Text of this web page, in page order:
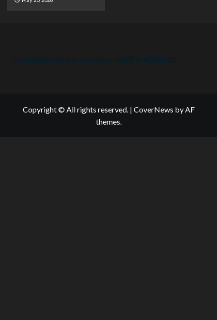
slot maxwin slot ovo slot pulsa slot88 prediksi sgp
Copyright © All rights reserved. | CoverNews by AF
themes.